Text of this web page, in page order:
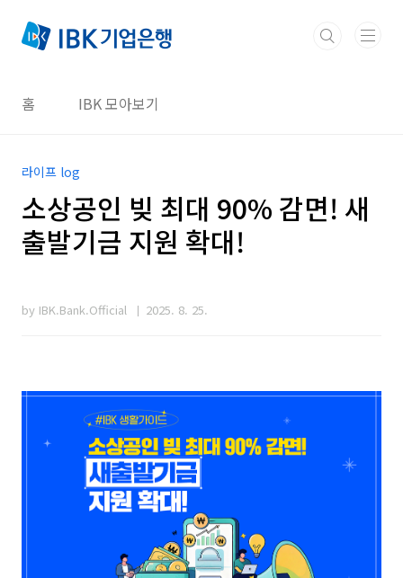
홈 IBK 모아보기
라이프 log
소상공인 빚 최대 90% 감면! 새
출발기금 지원 확대!
by IBK.Bank.Official 2025. 8. 25.